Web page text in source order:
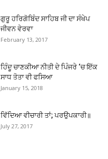
ਗੁਰੂ ਹਰਿਗੋਬਿੰਦ ਸਾਹਿਬ ਜੀ ਦਾ ਸੰਖੇਪ
ਜੀਵਨ ਵੇਰਵਾ
February 13, 2017
ਹਿੰਦੂ ਚਾਣਕੀਆ ਨੀਤੀ ਦੇ ਪਿੰਜਰੇ ‘ਚ ਇੱਕ
ਸਾਧ ਤੋਤਾ ਵੀ ਫਸਿਆ
January 15, 2018
ਵਿੱਦਿਆ ਵੀਚਾਰੀ ਤਾਂ; ਪਰਉਪਕਾਰੀ॥
July 27, 2017